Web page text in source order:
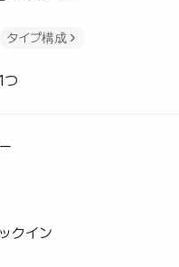
タイプ構成
つ
クイン